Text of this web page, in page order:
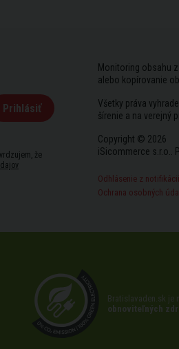
Prihlásiť
že
Monitoring obsahu
alebo kopírovanie
Všetky práva
šírenie a na verejný
Copyright © 2026
iSicommerce s.r.o..
Odhlásenie z notifikácií
Ochrana osobných
Bratislavaden.sk je
obnoviteľných